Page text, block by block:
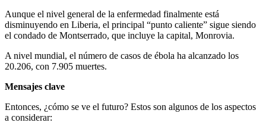
Aunque el nivel general de la enfermedad finalmente está
disminuyendo en Liberia, el principal “punto caliente” sigue siendo
el condado de Montserrado, que incluye la capital, Monrovia.
A nivel mundial, el número de casos de ébola ha alcanzado los
20.206, con 7.905 muertes.
Mensajes clave
Entonces, ¿cómo se ve el futuro? Estos son algunos de los aspectos
a considerar: